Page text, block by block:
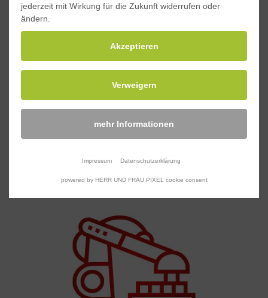
Motorsport
Auch sehr komplexe Bauteile wie das Carbon-Dach
höchster Präzision.
jederzeit mit Wirkung für die Zukunft widerrufen oder
ändern.
Akzeptieren
Verweigern
mehr Informationen
Impressum Datenschutzerklärung
powered by HERR UND FRAU PIXEL cookie consent